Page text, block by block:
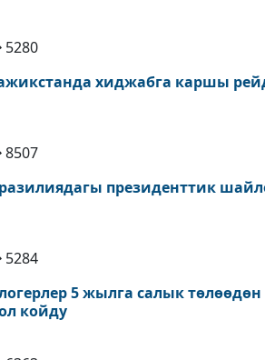
5280
хиджабга каршы
8507
президенттик
5284
5 жылга салык
койду